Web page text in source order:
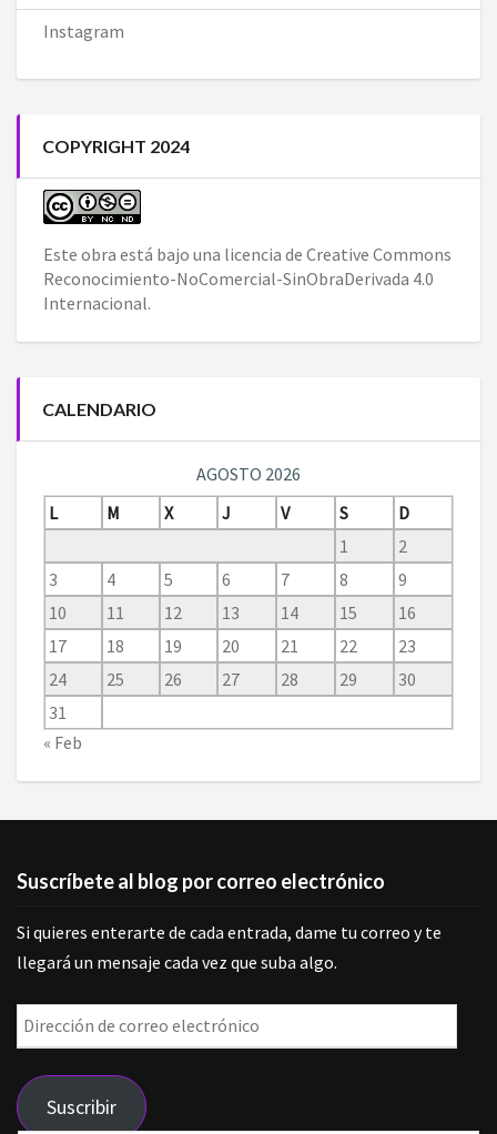
Instagram
COPYRIGHT 2024
Este obra está bajo una licencia de Creative Commons
Reconocimiento-NoComercial-SinObraDerivada 4.0
Internacional.
CALENDARIO
AGOSTO 2026
L
M X J V S
D
1
2
3
4 5 6 7 8
9
10
11 12 13 14 15
16
17
18 19 20 21 22
23
24
25 26 27 28 29
30
31
« Feb
Suscríbete al blog por correo electrónico
Si quieres enterarte de cada entrada, dame tu correo y te
llegará un mensaje cada vez que suba algo.
Dirección
de
correo
electrónico
Suscribir